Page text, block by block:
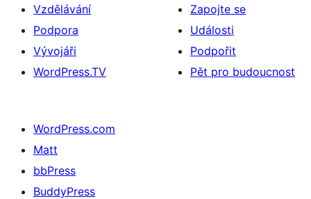
Vzdělávání
Podpora
Vývojáři
WordPress.TV
Zapojte se
Události
Podpořit
Pět pro budoucnost
WordPress.com
Matt
bbPress
BuddyPress